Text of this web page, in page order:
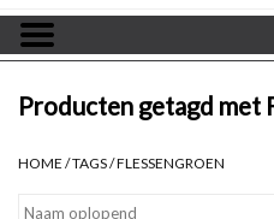
Blog
Producten getagd met
HOME /TAGS/FLESSENGROEN